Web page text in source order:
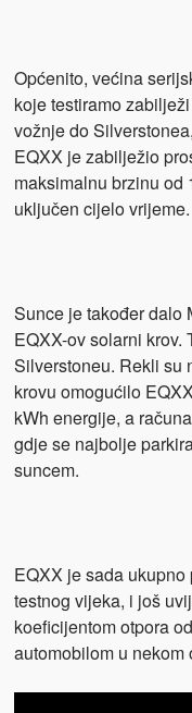
Općenito, većina
koje testiramo
vožnje do
EQXX je zabilježio
maksimalnu brzinu od
uključen cijelo vrijeme.
Sunce je također dalo
EQXX-ov solarni krov.
Silverstoneu. Rekli su
krovu omogućilo
kWh energije, a
gdje se najbolje
suncem.
EQXX je sada
testnog vijeka, i još
koeficijentom otpora
automobilom u